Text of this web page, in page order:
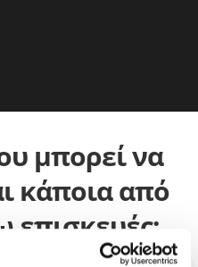
μπορεί να
κάποια από
επισκευές: